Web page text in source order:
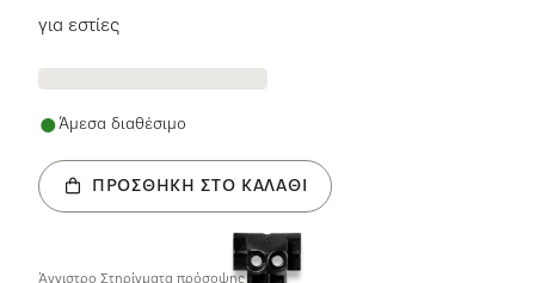
για εστίες
Άμεσα διαθέσιμο
ΠΡΟΣΘΉΚΗ ΣΤΟ ΚΑΛΆΘΙ
Άγγιστρο Στηρίγματα πρόσοψης